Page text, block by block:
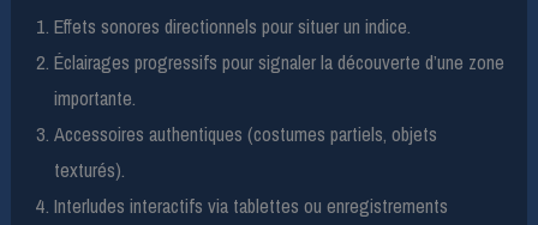
Effets sonores directionnels pour situer un indice.
Éclairages progressifs pour signaler la découverte d’une zone
importante.
Accessoires authentiques (costumes partiels, objets
texturés).
Interludes interactifs via tablettes ou enregistrements